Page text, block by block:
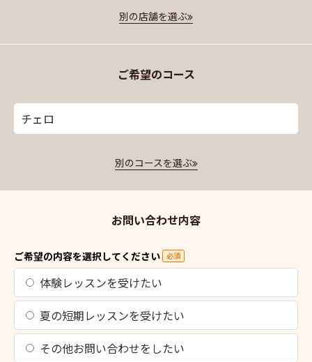
別の店舗を選ぶ
ご希望のコース
チェロ
別のコースを選ぶ
お問い合わせ内容
ご希望の内容を選択してください 必須
体験レッスンを受けたい
夏の短期レッスンを受けたい
その他お問い合わせをしたい